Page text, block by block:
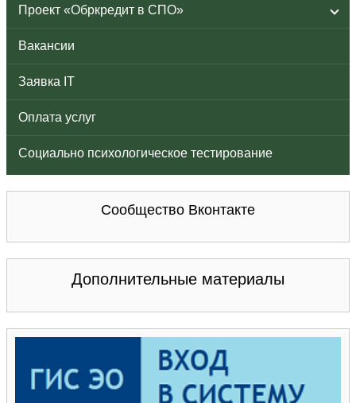
Проект «Обркредит в СПО»
Вакансии
Заявка IT
Оплата услуг
Социально психологическое тестирование
Сообщество Вконтакте
Дополнительные материалы